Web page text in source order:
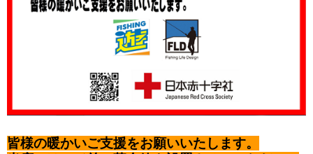
皆様の暖かいご支援をお願いいたします。